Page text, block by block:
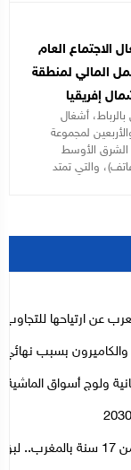
الاجتماع العام
المالي لمنطقة
إفريقيا
بالرباط، أشغال
لمجموعة
الشرق الأوسط
والتي تمتد
عن ارتياحها
بسبب نهائي
تقرر مجانية ولوج أسواق
قرعة مونديال السيدات لكرة القدم لأقل